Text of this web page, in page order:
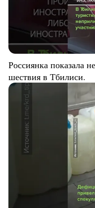
Россиянка показала
шествия в Тбилиси.